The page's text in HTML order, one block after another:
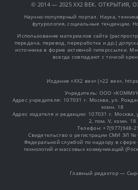
© 2014 — 2025 XX2 ВЕК. ОТКРЫТИЯ,
Научно-популярный портал. Наука,
футурология, социальные тенденции.
Использование материалов сайта
передача, перевод, переработка и др.)
источника в форме активной гиперссылки.
всегда совпадают с точкой
Издание «XX2 век» («22 век»,
Учредитель: OOO
Адрес учредителя: 107031 г. Москва, ул.
комн. 18
Адрес издателя и редакции: 107031 г. Москва,
2, пом. V, комн. 18
Телефон: +7(977)948-
Свидетельство о регистрации СМИ ЭЛ
Федеральной службой по надзору в
технологий и массовых коммуникаций
Главный редактор —